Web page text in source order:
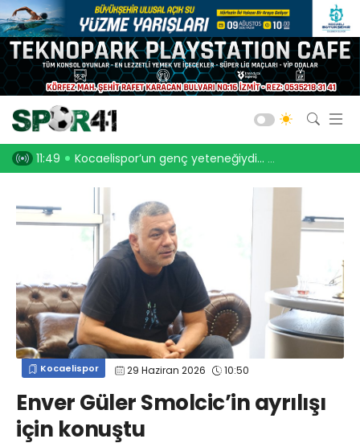
yeteneğiydi… Biga ile anlaştı 11:30 Filenin Sultanları, Fransa’yı devirdi! “3-
Kocaelispor 29 Haziran 2026 10:50
Enver Güler Smolcic’in ayrılışı
için konuştu
Kocaelispor
Gölcük
Darıca GB.
Salon Sporları
Okul Sporları
Web TV Galeri Yazarlar
info@spor41.com